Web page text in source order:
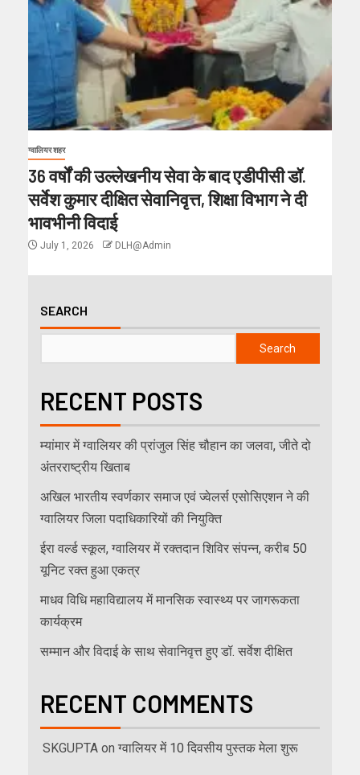
ग्वालियर शहर
36 वर्षों की उल्लेखनीय सेवा के बाद एडीपीसी डॉ.
सर्वेश कुमार दीक्षित सेवानिवृत्त, शिक्षा विभाग ने दी
भावभीनी विदाई
July 1, 2026 DLH@Admin
SEARCH
Search
RECENT POSTS
म्यांमार में ग्वालियर की प्रांजुल सिंह चौहान का जलवा, जीते दो
अंतरराष्ट्रीय खिताब
अखिल भारतीय स्वर्णकार समाज एवं ज्वेलर्स एसोसिएशन ने की
ग्वालियर जिला पदाधिकारियों की नियुक्ति
ईरा वर्ल्ड स्कूल, ग्वालियर में रक्तदान शिविर संपन्न, करीब 50
यूनिट रक्त हुआ एकत्र
माधव विधि महाविद्यालय में मानसिक स्वास्थ्य पर जागरूकता
कार्यक्रम
सम्मान और विदाई के साथ सेवानिवृत्त हुए डॉ. सर्वेश दीक्षित
RECENT COMMENTS
SKGUPTA on ग्वालियर में 10 दिवसीय पुस्तक मेला शुरू